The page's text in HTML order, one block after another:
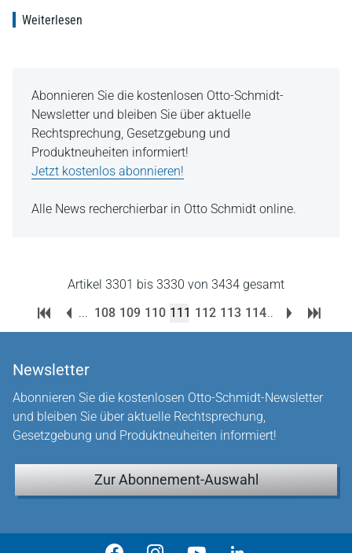
Weiterlesen
Abonnieren Sie die kostenlosen Otto-Schmidt-
Newsletter und bleiben Sie über aktuelle
Rechtsprechung, Gesetzgebung und
Produktneuheiten informiert!
Jetzt kostenlos abonnieren!
Alle News recherchierbar in Otto Schmidt online.
Artikel 3301 bis 3330 von 3434 gesamt
... 108 109 110 111 112 113 114...
Newsletter
Abonnieren Sie die kostenlosen Otto-Schmidt-Newsletter
und bleiben Sie über aktuelle Rechtsprechung,
Gesetzgebung und Produktneuheiten informiert!
Zur Abonnement-Auswahl